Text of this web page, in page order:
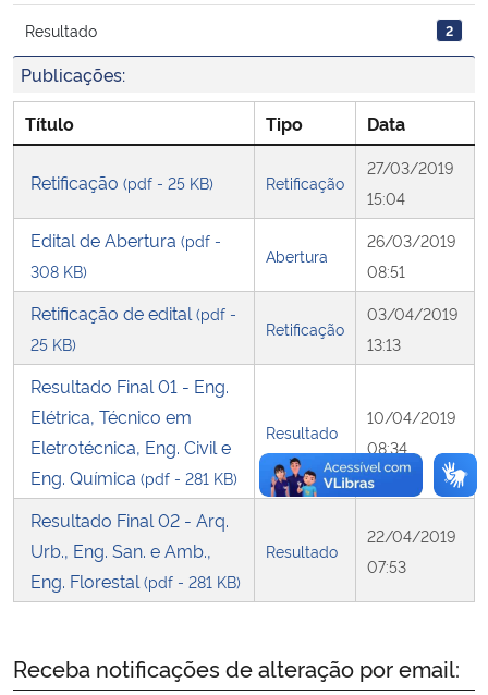
Ministério do Turismo
Ministério do Desenvolvimento Regional
Controladoria-Geral da União
Ministério da Mulher, da Família e dos Direitos Humanos
Secretaria-Geral
Gabinete de Segurança Institucional
Advocacia-Geral da União
Banco Central do Brasil
Planalto
Resultado 2
Publicações:
Título Tipo Data
Retificação (pdf - 25 KB) Retificação
27/03/2019
15:04
Edital de Abertura (pdf -
308 KB)
Abertura
26/03/2019
08:51
Retificação de edital (pdf -
25 KB)
Retificação
03/04/2019
13:13
Resultado Final 01 - Eng.
Elétrica, Técnico em
Eletrotécnica, Eng. Civil e
Eng. Química (pdf - 281 KB)
Resultado
10/04/2019
08:34
Resultado Final 02 - Arq.
Urb., Eng. San. e Amb.,
Eng. Florestal (pdf - 281 KB)
Resultado
22/04/2019
07:53
Receba notificações de alteração por email: